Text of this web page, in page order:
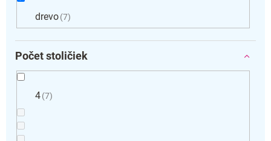
drevo 7
Počet stoličiek
4 7